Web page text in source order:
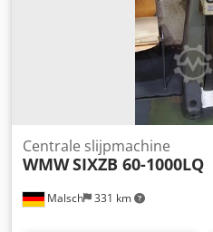
Malsch 331 km
Centrale slijpmachine
WMWSIXZB 60-1000LQ